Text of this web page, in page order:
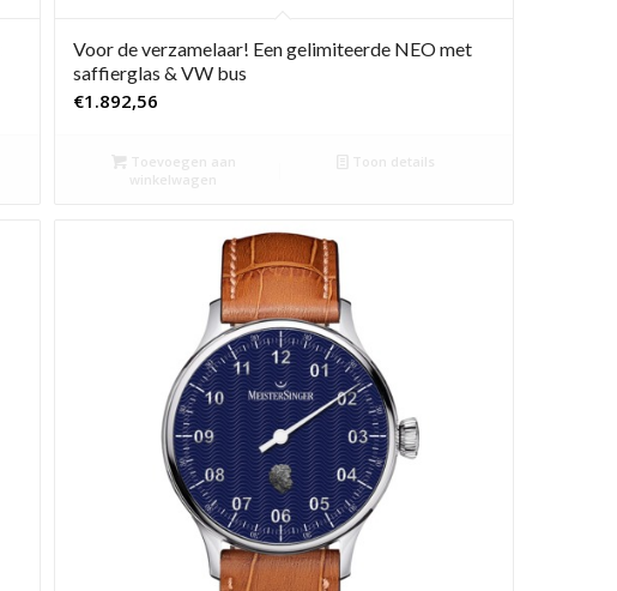
Voor de verzamelaar! Een gelimiteerde NEO met
saffierglas & VW bus
€1.892,56
Toevoegen aan
winkelwagen
Toon details